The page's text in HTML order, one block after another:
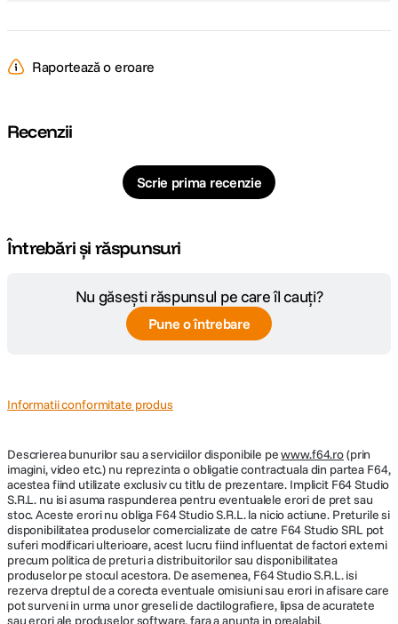
Raportează o eroare
Recenzii
Scrie prima recenzie
Întrebări și răspunsuri
Nu găsești răspunsul pe care îl cauți?
Pune o întrebare
Informatii conformitate produs
Descrierea bunurilor sau a serviciilor disponibile pewww.f64.ro(prin
imagini, video etc.) nu reprezinta o obligatie contractuala din partea F64,
acestea fiind utilizate exclusiv cu titlu de prezentare. Implicit F64 Studio
S.R.L. nu isi asuma raspunderea pentru eventualele erori de pret sau
stoc. Aceste erori nu obliga F64 Studio S.R.L. la nicio actiune. Preturile si
disponibilitatea produselor comercializate de catre F64 Studio SRL pot
suferi modificari ulterioare, acest lucru fiind influentat de factori externi
precum politica de preturi a distribuitorilor sau disponibilitatea
produselor pe stocul acestora. De asemenea, F64 Studio S.R.L. isi
rezerva dreptul de a corecta eventuale omisiuni sau erori in afisare care
pot surveni in urma unor greseli de dactilografiere, lipsa de acuratete
sau erori ale produselor software, fara a anunta in prealabil.